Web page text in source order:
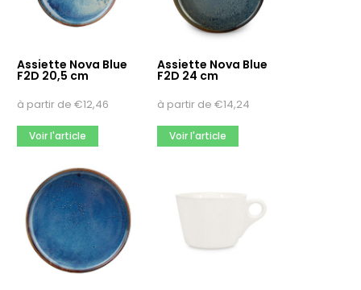
Assiette Nova Blue
F2D 20,5 cm
à partir de €12,46
Voir l'article
Assiette Nova Blue
F2D 24 cm
à partir de€14,24
Voir l'article